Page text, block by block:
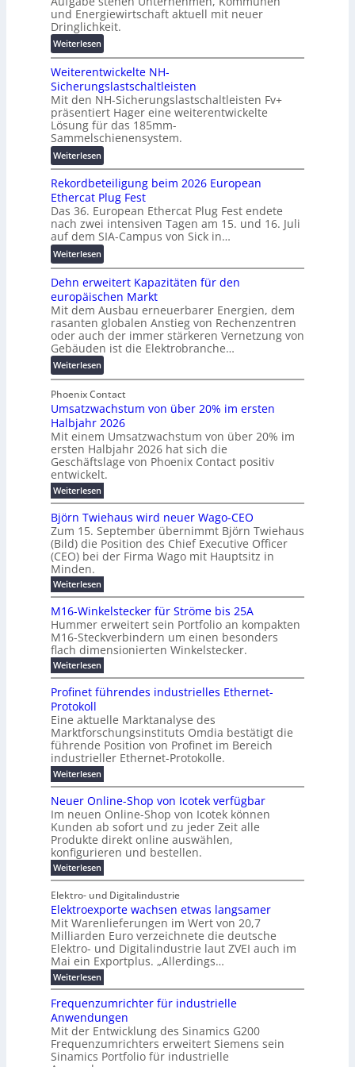
e
n
o
r
m
a
t
e
r
R
e
c
h
e
n
z
e
n
t
r
e
n
g
i
t
a
l
e
T
r
a
n
s
p
a
r
e
n
z
und Energiewirtschaft aktuell mit neuer
Dringlichkeit.
Weiterlesen:
V
o
l
t
a
-
X
2
0
2
7
w
i
r
d
z
u
m
E
n
e
r
g
H
u
b
f
ü
r
m
o
d
e
r
n
E
n
e
r
g
i
e
l
ö
u
n
g
e
n
Weiterentwickelte NH-
Sicherungslastschaltleisten
Mit den NH-Sicherungslastschaltleisten Fv+
präsentiert Hager eine weiterentwickelte
Lösung für das 185mm-
Sammelschienensystem.
Weiterlesen:
W
e
i
t
e
r
e
n
t
w
i
c
k
e
l
t
e
N
H
-
S
i
c
h
r
u
n
s
l
a
s
t
s
c
h
a
t
l
e
i
s
t
n
Rekordbeteiligung beim 2026 European
Ethercat Plug Fest
Das 36. European Ethercat Plug Fest endete
nach zwei intensiven Tagen am 15. und 16. Juli
auf dem SIA-Campus von Sick in…
Weiterlesen:
R
e
k
o
r
d
b
e
t
e
i
l
i
g
u
n
g
e
i
m
2
6
E
u
r
o
p
e
n
E
t
h
e
r
a
t
P
l
u
g
F
e
s
t
Dehn erweitert Kapazitäten für den
europäischen Markt
Mit dem Ausbau erneuerbarer Energien, dem
rasanten globalen Anstieg von Rechenzentren
oder auch der immer stärkeren Vernetzung von
Gebäuden ist die Elektrobranche…
Weiterlesen:
D
e
h
n
e
r
w
e
i
t
e
r
t
K
a
p
a
z
i
t
ä
t
e
f
ü
d
e
e
u
r
o
ä
i
s
c
h
e
n
M
a
r
k
t
Phoenix Contact
Umsatzwachstum von über 20% im ersten
Halbjahr 2026
Mit einem Umsatzwachstum von über 20% im
ersten Halbjahr 2026 hat sich die
Geschäftslage von Phoenix Contact positiv
entwickelt.
Weiterlesen:
U
m
s
a
t
z
a
c
h
s
t
u
m
v
o
n
ü
b
r
2
0
%
i
m
e
r
t
e
n
H
a
l
b
j
a
h
r
2
0
2
6
Björn Twiehaus wird neuer Wago-CEO
Zum 15. September übernimmt Björn Twiehaus
(Bild) die Position des Chief Executive Officer
(CEO) bei der Firma Wago mit Hauptsitz in
Minden.
Weiterlesen:
B
ö
r
n
T
w
i
h
u
s
w
r
d
n
e
u
r
W
a
g
o
-
C
E
O
M16-Winkelstecker für Ströme bis 25A
Hummer erweitert sein Portfolio an kompakten
M16-Steckverbindern um einen besonders
flach dimensionierten Winkelstecker.
Weiterlesen:
M
1
6
W
i
n
k
e
l
s
t
e
c
k
e
r
ü
S
t
r
ö
m
e
b
i
s
5
A
Profinet führendes industrielles Ethernet-
Protokoll
Eine aktuelle Marktanalyse des
Marktforschungsinstituts Omdia bestätigt die
führende Position von Profinet im Bereich
industrieller Ethernet-Protokolle.
Weiterlesen:
P
r
o
i
n
e
t
f
ü
h
r
e
n
d
e
s
i
n
u
s
t
r
i
e
Neuer Online-Shop von Icotek verfügbar
Im neuen Online-Shop von Icotek können
Kunden ab sofort und zu jeder Zeit alle
Produkte direkt online auswählen,
konfigurieren und bestellen.
Weiterlesen:
N
u
e
r
O
n
l
i
n
e
-
S
h
o
p
v
Elektro- und Digitalindustrie
Elektroexporte wachsen etwas langsamer
Mit Warenlieferungen im Wert von 20,7
Milliarden Euro verzeichnete die deutsche
Elektro- und Digitalindustrie laut ZVEI auch im
Mai ein Exportplus. „Allerdings…
Weiterlesen:
E
e
k
t
r
o
Frequenzumrichter für industrielle
Anwendungen
Mit der Entwicklung des Sinamics G200
Frequenzumrichters erweitert Siemens sein
Sinamics Portfolio für industrielle